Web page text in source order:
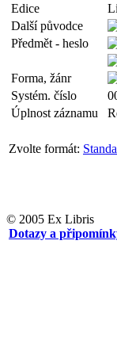
Edice
Další původce
Předmět - heslo
Forma, žánr
Systém. číslo
Úplnost záznamu
Zvolte formát:
© 2005 Ex Libris
Dotazy a